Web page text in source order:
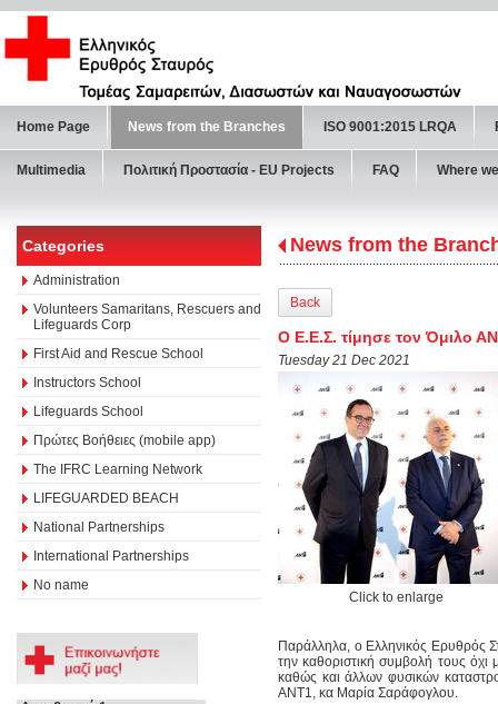
Home Page News from the Branches ISO 9001:2015 LRQA
Multimedia Πολιτική Προστασία - ΕU Projects FAQ Where
Categories
Administration
Volunteers Samaritans, Rescuers and
Lifeguards Corp
First Aid and Rescue School
Instructors School
Lifeguards School
Πρώτες Βοήθειες (mobile app)
The IFRC Learning Network
LIFEGUARDED BEACH
National Partnerships
International Partnerships
No name
News from the
Back
Ο Ε.Ε.Σ. τίμησε τον Όμιλο
Tuesday 21 Dec 2021
Click to enlarge
Παράλληλα, ο Ελληνικός Ερυθρός
την καθοριστική συμβολή τους
καθώς και άλλων φυσικών
ΑΝΤ1, κα Μαρία Σαράφογλου.